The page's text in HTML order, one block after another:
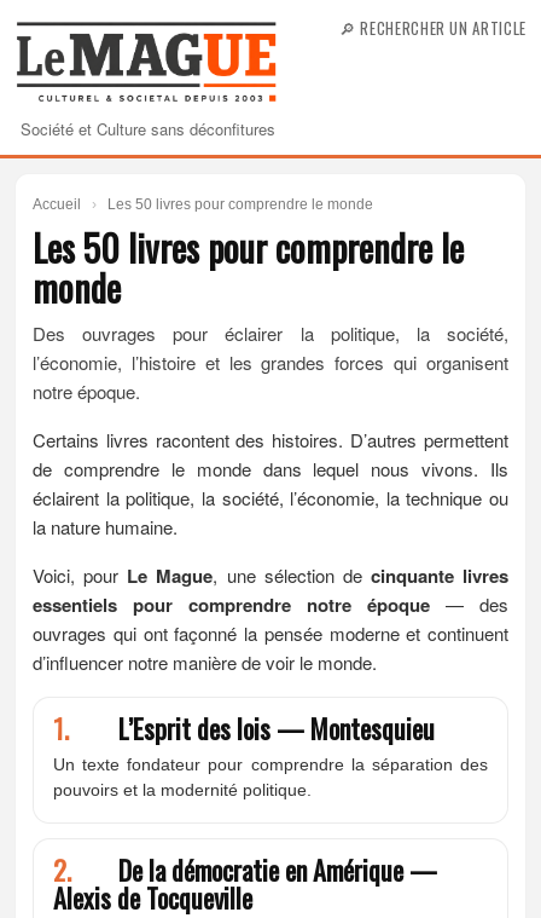
Société et Culture sans déconfitures
🔎 RECHERCHER UN ARTICLE
Accueil › Les 50 livres pour comprendre le monde
Les 50 livres pour comprendre le
monde
Des ouvrages pour éclairer la politique, la société,
l’économie, l’histoire et les grandes forces qui organisent
notre époque.
Certains livres racontent des histoires. D’autres permettent
de comprendre le monde dans lequel nous vivons. Ils
éclairent la politique, la société, l’économie, la technique ou
la nature humaine.
Voici, pour Le Mague, une sélection de cinquante livres
essentiels pour comprendre notre époque — des
ouvrages qui ont façonné la pensée moderne et continuent
d’influencer notre manière de voir le monde.
1. L’Esprit des lois — Montesquieu
Un texte fondateur pour comprendre la séparation des
pouvoirs et la modernité politique.
2. De la démocratie en Amérique —
Alexis de Tocqueville